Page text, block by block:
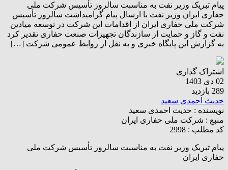
پیام تبریک وزیر نفت به مناسبت سالروز تأسیس شرکت ملی
حفاری ایران وزیر نفت با ارسال پیام گرامیداشت سالروز تأسیس
شرکت ملی حفاری ایران از اقدامات این شرکت در توسعه میادین
نفت و گاز و حمایت از سازندگان تجهیزات صنعت حفاری تقدیر کرد
به گزارش این پایگاه خبری و به نقل از روابط عمومی شرکت […]
اشتراک گذاری
02 دی 1403
289 بازدید
حدیث احمدی سعید
نویسنده : حدیث احمدی سعید
منبع : شرکت ملی حفاری ایران
کد مطلب : 2998
پیام تبریک وزیر نفت به مناسبت سالروز تأسیس شرکت ملی
حفاری ایران